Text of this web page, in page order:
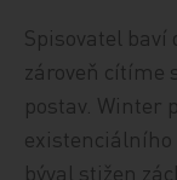
Spisovatel
zároveň cítíme
postav. Winter
existenciálního
býval stižen